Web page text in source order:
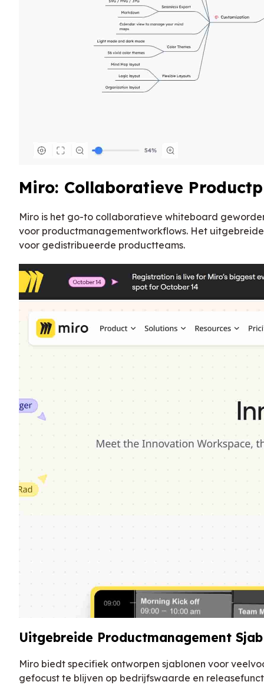
Miro: Collaboratieve
Miro is het go-to collaboratieve whiteboard
voor productmanagementworkflows. Het
voor gedistribueerde productteams.
Uitgebreide Productmanagement
Miro biedt specifiek ontworpen sjablonen voor
gefocust te blijven op bedrijfswaarde en